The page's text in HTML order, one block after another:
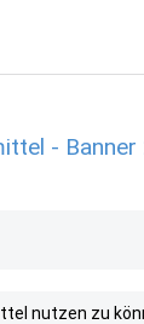
-
nutzen zu